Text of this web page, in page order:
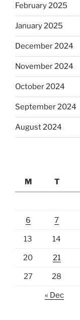
February 2025
January 2025
December 2024
November 2024
October 2024
September 2024
August 2024
M
T
6 7
13 14
20 21
27 28
« Dec